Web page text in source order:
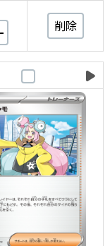
削除